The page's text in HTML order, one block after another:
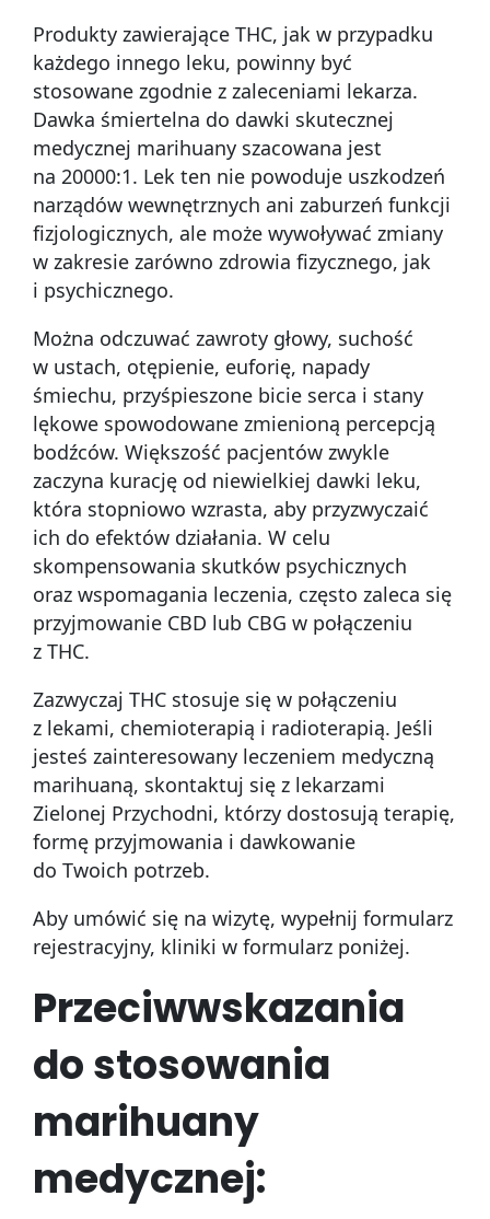
Produkty zawierające THC, jak w przypadku
każdego innego leku, powinny być
stosowane zgodnie z zaleceniami lekarza.
Dawka śmiertelna do dawki skutecznej
medycznej marihuany szacowana jest
na 20000:1. Lek ten nie powoduje uszkodzeń
narządów wewnętrznych ani zaburzeń funkcji
fizjologicznych, ale może wywoływać zmiany
w zakresie zarówno zdrowia fizycznego, jak
i psychicznego.
Można odczuwać zawroty głowy, suchość
w ustach, otępienie, euforię, napady
śmiechu, przyśpieszone bicie serca i stany
lękowe spowodowane zmienioną percepcją
bodźców. Większość pacjentów zwykle
zaczyna kurację od niewielkiej dawki leku,
która stopniowo wzrasta, aby przyzwyczaić
ich do efektów działania. W celu
skompensowania skutków psychicznych
oraz wspomagania leczenia, często zaleca się
przyjmowanie CBD lub CBG w połączeniu
z THC.
Zazwyczaj THC stosuje się w połączeniu
z lekami, chemioterapią i radioterapią. Jeśli
jesteś zainteresowany leczeniem medyczną
marihuaną, skontaktuj się z lekarzami
Zielonej Przychodni, którzy dostosują terapię,
formę przyjmowania i dawkowanie
do Twoich potrzeb.
Aby umówić się na wizytę, wypełnij formularz
rejestracyjny, kliniki w formularz poniżej.
Przeciwwskazania
do stosowania
marihuany
medycznej: